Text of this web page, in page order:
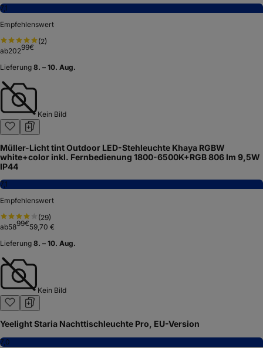
7,1
Empfehlenswert
(2)
ab20299€
Lieferung 8. – 10. Aug.
Kein Bild
Müller-Licht tint Outdoor LED-Stehleuchte Khaya RGBW
white+color inkl. Fernbedienung 1800-6500K+RGB 806 lm 9,5W
IP44
7,1
Empfehlenswert
(29)
ab5899€59,70 €
Lieferung 8. – 10. Aug.
Kein Bild
Yeelight Staria Nachttischleuchte Pro, EU-Version
7,0